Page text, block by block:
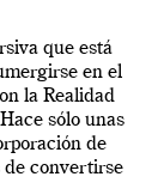
que está
en el
la Realidad
sólo unas
de
de convertirse